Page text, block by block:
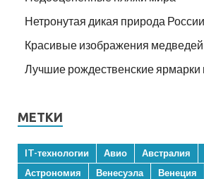
Нетронутая дикая природа России
Красивые изображения
Лучшие рождественские ярмарки
МЕТКИ
IT-технологии Авио Австралия
Астрономия
Венесуэла Венеция